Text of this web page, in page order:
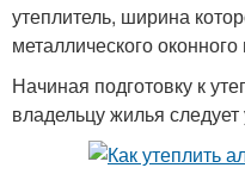
утеплитель, ширина
металлического
Начиная подготовку к
владельцу жилья следует